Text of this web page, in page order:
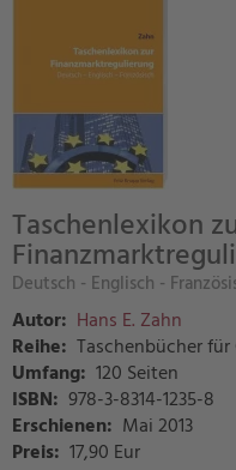
Taschenlexikon
Deutsch - Englisch -
Autor: Hans E. Zahn
Reihe: Taschenbücher für
Umfang: 120 Seiten
ISBN: 978-3-8314-1235-8
Erschienen: Mai 2013
Preis: 17,90 Eur